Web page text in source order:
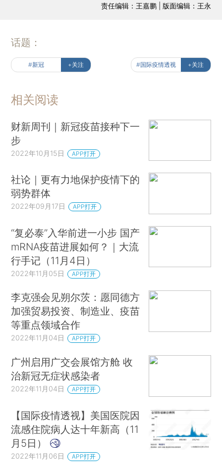
责任编辑：王嘉鹏 | 版面编辑：王永
话题：
#新冠 +关注 #国际疫情透视 +关注
相关阅读
财新周刊｜新冠疫苗接种下一
步
2022年10月15日 APP打开
社论｜更有力地保护疫情下的
弱势群体
2022年09月17日 APP打开
“复必泰”入华前进一小步 国产
mRNA疫苗进展如何？｜大流
行手记（11月4日）
2022年11月05日 APP打开
李克强会见朔尔茨：愿同德方
加强贸易投资、制造业、疫苗
等重点领域合作
2022年11月04日 APP打开
广州启用广交会展馆方舱 收
治新冠无症状感染者
2022年11月04日 APP打开
【国际疫情透视】美国医院因
流感住院病人达十年新高（11
月5日）
2022年11月06日 APP打开